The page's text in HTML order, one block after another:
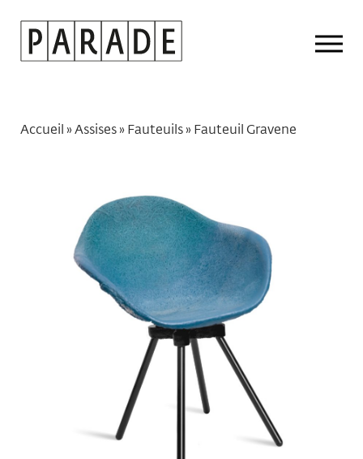
Accueil »Assises»Fauteuils»Fauteuil Gravene